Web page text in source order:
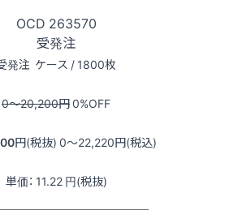
OCD 263570
受発注
発注 ケース / 1800枚
0〜20,200円0%OFF
円(税抜) 0〜22,220円(税込)
単価： 11.22 円(税抜)